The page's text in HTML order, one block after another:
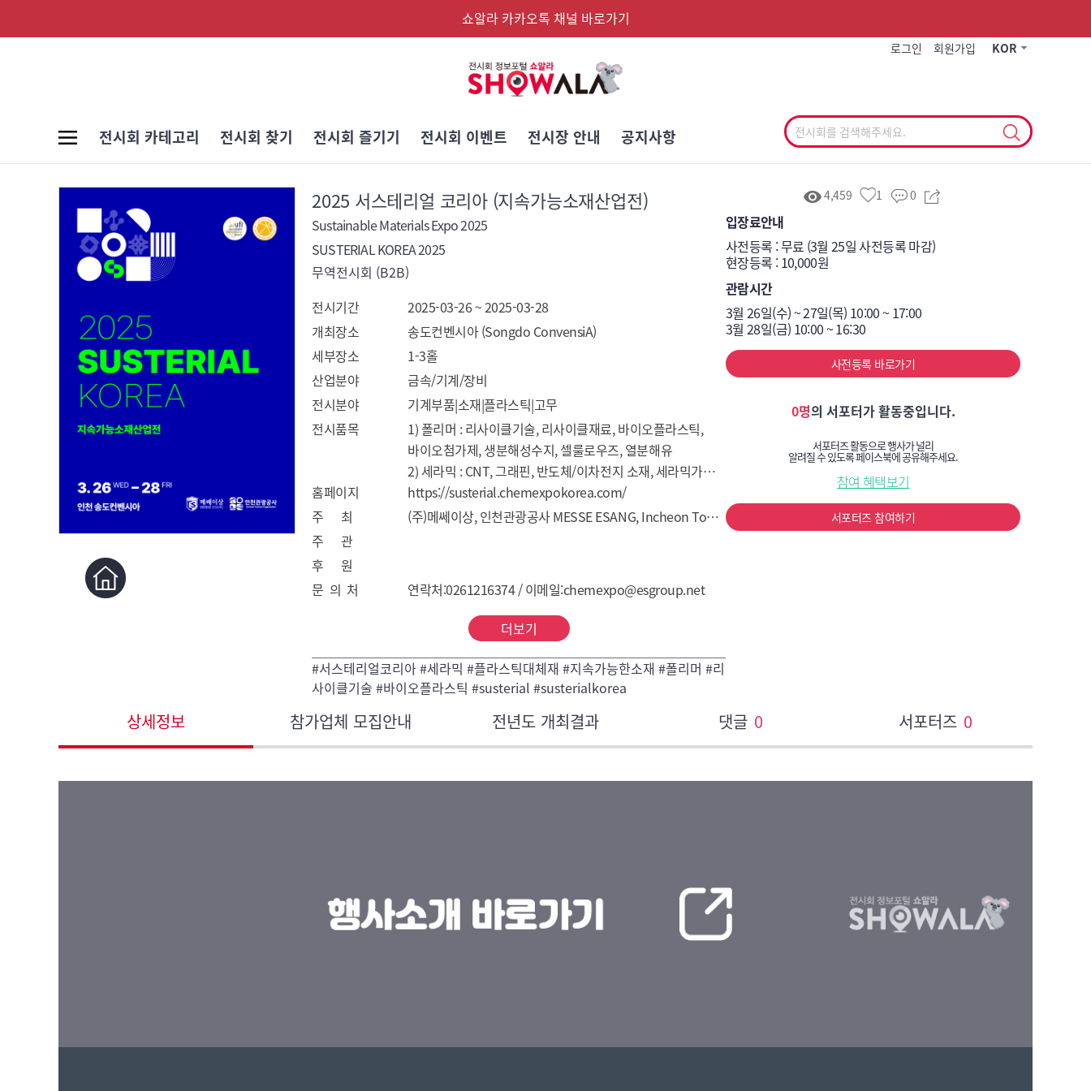
쇼알라 카카오톡 채널 바로가기
로그인 회원가입 KOR
전시회 카테고리 전시회 찾기 전시회 즐기기 전시회 이벤트 전시장 안내 공지사항
2025 서스테리얼 코리아 (지속가능소재산업전)
Sustainable Materials Expo 2025
SUSTERIAL KOREA 2025
무역전시회 (B2B)
전시기간
2025-03-26 ~ 2025-03-28
개최장소
송도컨벤시아 (Songdo ConvensiA)
세부장소
1-3홀
산업분야
금속/기계/장비
전시분야
기계부품|소재|플라스틱|고무
전시품목
1) 폴리머 : 리사이클기술, 리사이클재료, 바이오플라스틱,
바이오첨가제, 생분해성수지, 셀룰로우즈, 열분해유
2) 세라믹 : CNT, 그래핀, 반도체/이차전지 소재, 세라믹가공
기술, 유리, 전기/전자광학용 세라믹 소재, 탄소섬유복합체,
희토류
홈페이지
https://susterial.chemexpokorea.com/
주 최
(주)메쎄이상, 인천관광공사 MESSE ESANG, Incheon Tourism Organization
주 관
후 원
문 의 처
연락처:0261216374 / 이메일:chemexpo@esgroup.net
더보기
#서스테리얼코리아 #세라믹 #플라스틱대체재 #지속가능한소재 #폴리머 #리
사이클기술 #바이오플라스틱 #susterial #susterialkorea
4,459 1 0
입장료안내
사전등록 : 무료 (3월 25일 사전등록 마감)
현장등록 : 10,000원
관람시간
3월 26일(수) ~ 27일(목) 10:00 ~ 17:00
3월 28일(금) 10:00 ~ 16:30
사전등록 바로가기
0명의 서포터가 활동중입니다.
서포터즈 활동으로 행사가 널리
알려질 수 있도록 페이스북에 공유해주세요.
참여 혜택보기
서포터즈 참여하기
상세정보 참가업체 모집안내 전년도 개최결과 댓글 0 서포터즈 0